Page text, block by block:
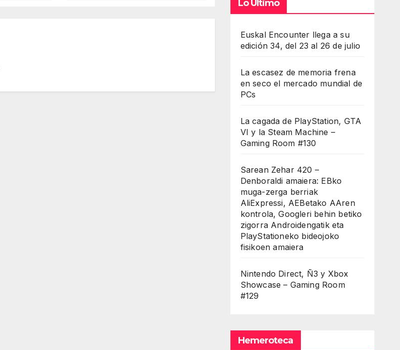
Lo Último
Euskal Encounter llega a su
edición 34, del 23 al 26 de julio
La escasez de memoria frena
en seco el mercado mundial de
PCs
La cagada de PlayStation, GTA
VI y la Steam Machine –
Gaming Room #130
Sarean Zehar 420 –
Denboraldi amaiera: EBko
muga-zerga berriak
AliExpressi, AEBetako AAren
kontrola, Googleri behin betiko
zigorra Androidengatik eta
PlayStationeko bideojoko
fisikoen amaiera
Nintendo Direct, Ñ3 y Xbox
Showcase – Gaming Room
#129
Hemeroteca